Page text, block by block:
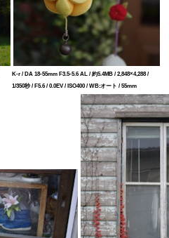
K-r / DA 18-55mm F3.5-5.6 AL / 約5.4MB / 2,848×4,288 /
1/350秒 / F5.6 / 0.0EV / ISO400 / WB:オート / 55mm